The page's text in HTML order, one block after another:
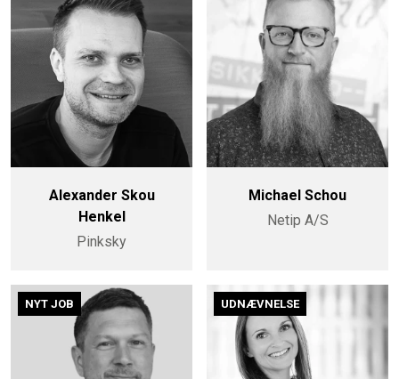
Alexander Skou
Henkel
Pinksky
Michael Schou
Netip A/S
NYT JOB UDNÆVNELSE